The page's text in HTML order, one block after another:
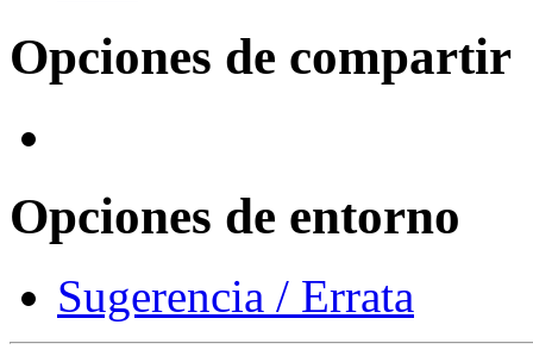
Opciones de compartir
Opciones de entorno
Sugerencia / Errata